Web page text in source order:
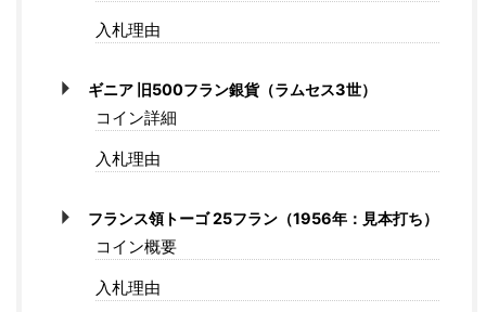
入札理由
ギニア 旧500フラン銀貨（ラムセス3世）
コイン詳細
入札理由
フランス領トーゴ 25フラン（1956年：見本打ち）
コイン概要
入札理由